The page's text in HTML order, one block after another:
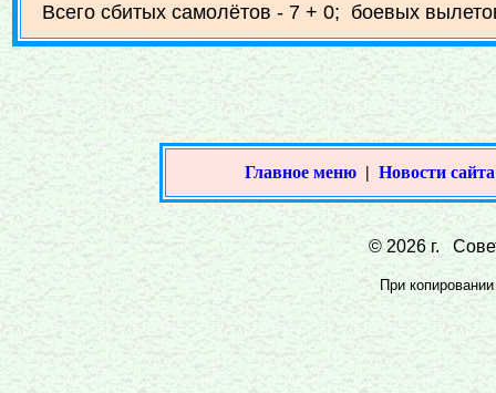
Всего сбитых самолётов - 7 + 0; боевых
Главное меню | Новости сайта
© 2026 г.
При